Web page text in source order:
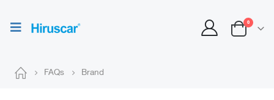
0
FAQs Brand